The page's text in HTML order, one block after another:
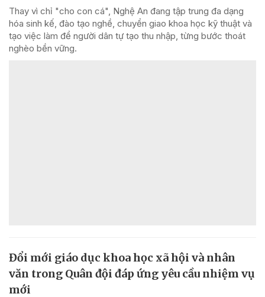
Thay vì chỉ "cho con cá", Nghệ An đang tập trung đa dạng
hóa sinh kế, đào tạo nghề, chuyển giao khoa học kỹ thuật và
tạo việc làm để người dân tự tạo thu nhập, từng bước thoát
nghèo bền vững.
Đổi mới giáo dục khoa học xã hội và nhân
văn trong Quân đội đáp ứng yêu cầu nhiệm vụ
mới